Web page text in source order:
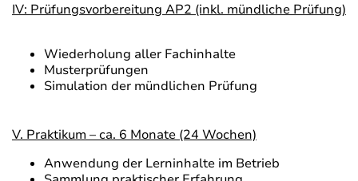
IV: Prüfungsvorbereitung AP2 (inkl. mündliche Prüfung)
Wiederholung aller Fachinhalte
Musterprüfungen
Simulation der mündlichen Prüfung
V. Praktikum – ca. 6 Monate (24 Wochen)
Anwendung der Lerninhalte im Betrieb